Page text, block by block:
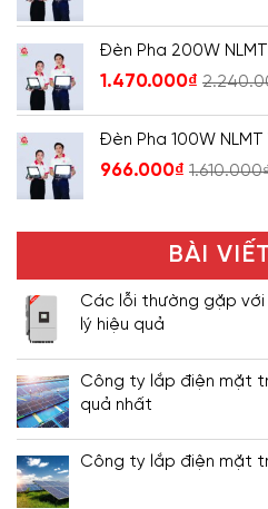
Đèn Pha 200W
1.470.000₫
Đèn Pha 100W NLMT
966.000₫ 1.610.000
BÀI
Các lỗi thường gặp
lý hiệu quả
Công ty lắp điện mặt
quả nhất
Công ty lắp điện mặt